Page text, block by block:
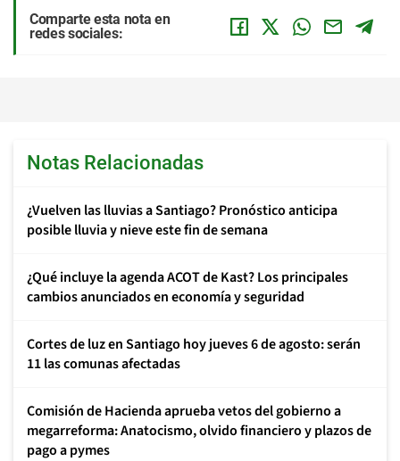
Comparte esta nota en
redes sociales:
Notas Relacionadas
¿Vuelven las lluvias a Santiago? Pronóstico anticipa
posible lluvia y nieve este fin de semana
¿Qué incluye la agenda ACOT de Kast? Los principales
cambios anunciados en economía y seguridad
Cortes de luz en Santiago hoy jueves 6 de agosto: serán
11 las comunas afectadas
Comisión de Hacienda aprueba vetos del gobierno a
megarreforma: Anatocismo, olvido financiero y plazos de
pago a pymes